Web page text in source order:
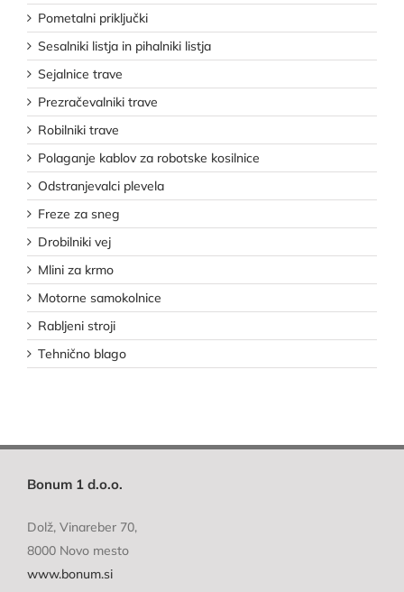
Pometalni priključki
Sesalniki listja in pihalniki listja
Sejalnice trave
Prezračevalniki trave
Robilniki trave
Polaganje kablov za robotske kosilnice
Odstranjevalci plevela
Freze za sneg
Drobilniki vej
Mlini za krmo
Motorne samokolnice
Rabljeni stroji
Tehnično blago
Bonum 1 d.o.o.
Dolž, Vinareber 70,
8000 Novo mesto
www.bonum.si